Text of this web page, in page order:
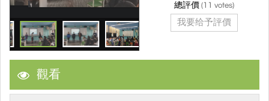
觀看
總評價(11 votes)
我要给予評價